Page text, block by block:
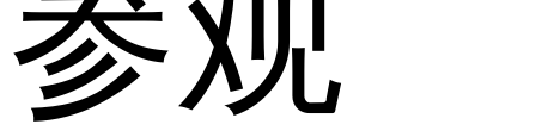
参观